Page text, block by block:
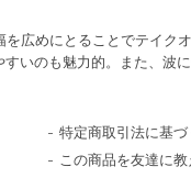
広めにとることでテイク
いのも魅力的。また、波
特定商取引法に基づ
この商品を友達に教